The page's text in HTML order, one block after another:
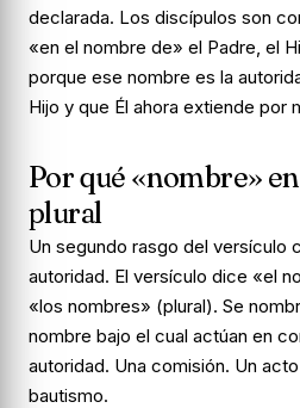
declarada. Los discípulos son
«en el nombre de» el Padre, el
porque ese nombre es la
Hijo y que Él ahora extiende por
Por qué «nombre»
plural
Un segundo rasgo del versículo
autoridad. El versículo dice «el
«los nombres» (plural). Se
nombre bajo el cual actúan en
autoridad. Una comisión. Un
bautismo.